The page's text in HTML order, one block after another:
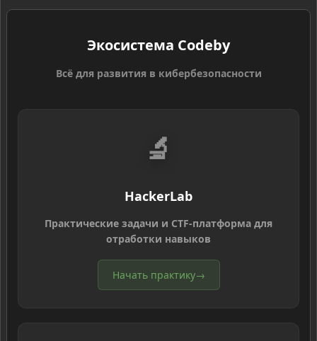
Экосистема Codeby
Всё для развития в кибербезопасности
🔬
HackerLab
Практические задачи и CTF-платформа для
отработки навыков
Начать практику→